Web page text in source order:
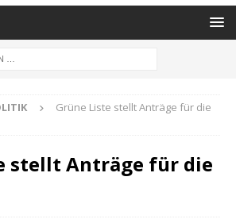
Grüne Liste stellt Anträge für die
stellt Anträge für die